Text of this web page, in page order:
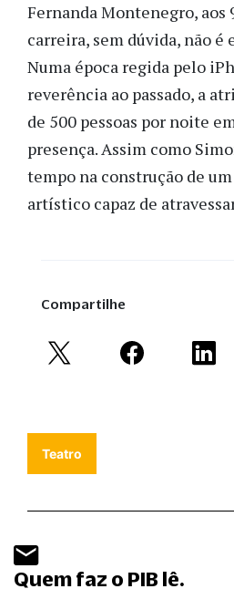
Fernanda Montenegro, aos
carreira, sem dúvida, não é
Numa época regida pelo
reverência ao passado, a
de 500 pessoas por noite
presença. Assim como
tempo na construção de
artístico capaz de
Compartilhe
Teatro
Quem faz o PIB lê.